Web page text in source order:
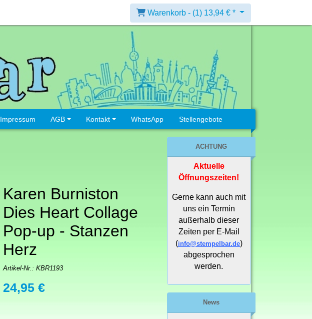
Warenkorb - (1) 13,94 € *
Impressum AGB Kontakt WhatsApp Stellengebote
Karen Burniston
Dies Heart Collage
Pop-up - Stanzen
Herz
Artikel-Nr.: KBR1193
24,95 €
ACHTUNG
Aktuelle
Öffnungszeiten!
Gerne kann auch mit
uns ein Termin
außerhalb dieser
Zeiten per E-Mail
(info@stempelbar.de)
abgesprochen
werden.
News